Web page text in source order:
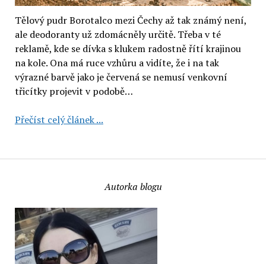
Autorka blogu
Tělový pudr Borotalco mezi Čechy až tak známý není,
ale deodoranty už zdomácněly určitě. Třeba v té
reklamě, kde se dívka s klukem radostně řítí krajinou
na kole. Ona má ruce vzhůru a vidíte, že i na tak
výrazné barvě jako je červená se nemusí venkovní
třicítky projevit v podobě…
Přečíst celý článek ...Italská
pudr
3
(recenze)